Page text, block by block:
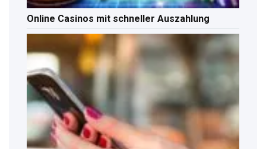
Online Casinos mit schneller Auszahlung